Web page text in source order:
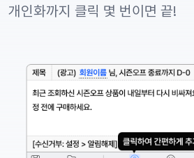
개인화까지 클릭 몇 번이면 끝!